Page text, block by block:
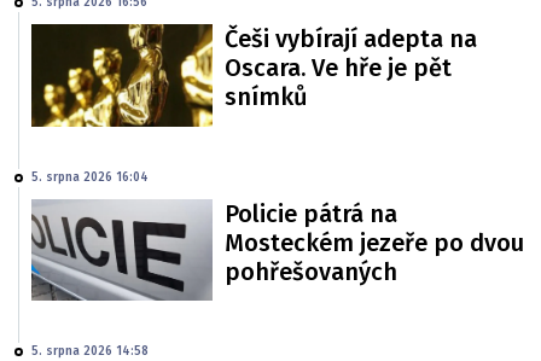
Češi vybírají adepta na
Oscara. Ve hře je pět
snímků
5. srpna 2026 16:04
Policie pátrá na
Mosteckém jezeře po dvou
pohřešovaných
5. srpna 2026 14:58